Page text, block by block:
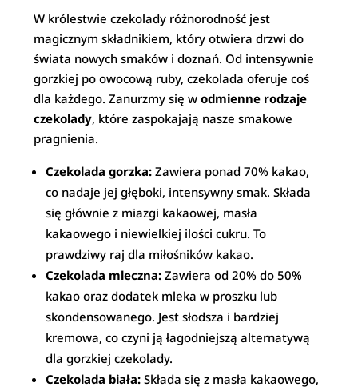
W królestwie czekolady różnorodność jest
magicznym składnikiem, który otwiera drzwi do
świata nowych smaków i doznań. Od intensywnie
gorzkiej po owocową ruby, czekolada oferuje coś
dla każdego. Zanurzmy się wodmienne rodzaje
czekolady, które zaspokajają nasze smakowe
pragnienia.
Czekolada gorzka: Zawiera ponad 70% kakao,
co nadaje jej głęboki, intensywny smak. Składa
się głównie z miazgi kakaowej, masła
kakaowego i niewielkiej ilości cukru. To
prawdziwy raj dla miłośników kakao.
Czekolada mleczna: Zawiera od 20% do 50%
kakao oraz dodatek mleka w proszku lub
skondensowanego. Jest słodsza i bardziej
kremowa, co czyni ją łagodniejszą alternatywą
dla gorzkiej czekolady.
Czekolada biała: Składa się z masła kakaowego,